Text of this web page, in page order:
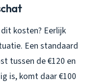
kosten? Eerlijk
Een standaard
tussen de €120 en
is, komt daar €100